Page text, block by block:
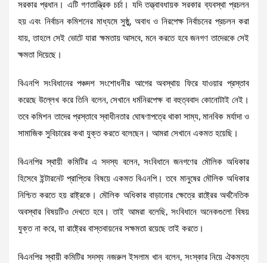
সরকার প্রধান। এটি গণতান্ত্রিক চর্চা। যদি তত্ত্বাবধায়ক সরকার ব্যবস্থা প্রচলন
হয় এবং নির্বাচন কমিশনের মাধ্যমে সুষ্ঠু, অবাধ ও নিরপেক্ষ নির্বাচনের প্রচলন করা
যায়, তাহলে সেই ভোটে যারা ক্ষমতায় আসবে, মনে করতে হবে জনগণ তাদেরকে সেই
ক্ষমতা দিয়েছে।
বিএনপি সংবিধানের পঞ্চদশ সংশোধনীর আগের অবস্থায় ফিরে যাওয়ার প্রস্তাব
করেছে উল্লেখ করে তিনি বলেন, সেখানে ধর্মনিরপেক্ষ বা বহুত্ববাদ কোনোটাই নেই।
তবে কমিশন তাদের প্রস্তাবে স্বাধীনতার ঘোষণাপত্রে থাকা সাম্য, মানবিক মর্যাদা ও
সামাজিক সুবিচারের কথা যুক্ত করতে বলেছেন। আমরা সেখানে একমত হয়েছি।
বিএনপির স্থায়ী কমিটির এ সদস্য বলেন, সংবিধানে জনগণের মৌলিক অধিকার
হিসেবে ইন্টারনেট প্রাপ্তির বিষয়ে একমত বিএনপি। তবে মানুষের মৌলিক অধিকার
নিশ্চিত করতে হয় রাষ্ট্রকে। মৌলিক অধিকার বাড়ানোর ক্ষেত্রে রাষ্ট্রের অর্থনৈতিক
অবস্থার বিষয়টিও দেখতে হবে। তাই আমরা বলেছি, সংবিধানে অনেকগুলো বিষয়
যুক্ত না করে, যা রাষ্ট্রের বাস্তবায়নের সক্ষমতা রয়েছে তাই করতে।
বিএনপির স্থায়ী কমিটির সদস্য নজরুল ইসলাম খান বলেন, সংস্কার নিয়ে ঐকমত্য